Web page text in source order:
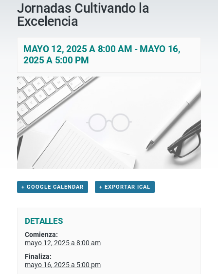
Jornadas Cultivando la
Excelencia
MAYO 12, 2025 A 8:00 AM - MAYO 16,
2025 A 5:00 PM
+ GOOGLE CALENDAR + EXPORTAR ICAL
DETALLES
Comienza:
mayo 12, 2025 a 8:00 am
Finaliza:
mayo 16, 2025 a 5:00 pm